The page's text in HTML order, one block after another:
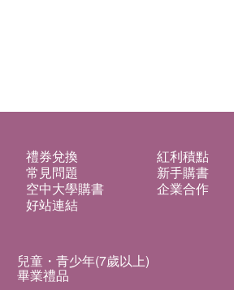
禮券兌換
紅利積點
常見問題
新手購書
空中大學購書
企業合作
好站連結
兒童・青少年(7歲以上)
畢業禮品